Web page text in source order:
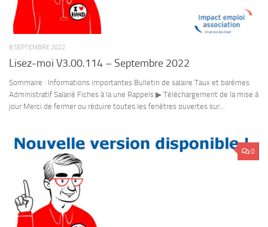
8 SEPTEMBRE 2022
Lisez-moi V3.00.114 – Septembre 2022
Sommaire : Informations importantes Bulletin de salaire Taux et barèmes
Administratif Salarié Fiches à la une Rappels ▶ Téléchargement de la mise à
jour Merci de fermer ou réduire toutes les fenêtres ouvertes sur...
0